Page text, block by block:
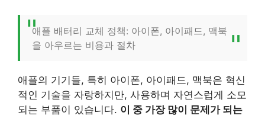
애플 배터리 교체 정책: 아이폰, 아이패드, 맥북
을 아우르는 비용과 절차
애플의 기기들, 특히 아이폰, 아이패드, 맥북은 혁신
적인 기술을 자랑하지만, 사용하며 자연스럽게 소모
되는 부품이 있습니다. 이 중 가장 많이 문제가 되는